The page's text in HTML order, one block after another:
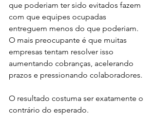
que poderiam ter sido evitados fazem
com que equipes ocupadas
entreguem menos do que poderiam.
O mais preocupante é que muitas
empresas tentam resolver isso
aumentando cobranças, acelerando
prazos e pressionando colaboradores.
O resultado costuma ser exatamente o
contrário do esperado.